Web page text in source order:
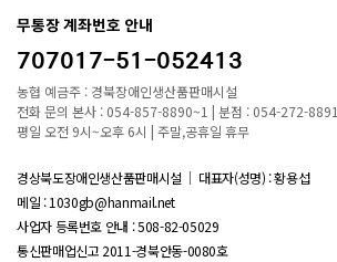
무통장 계좌번호 안내
707017-51-052413
농협 예금주 : 경북장애인생산품판매시설
전화 문의 본사 : 054-857-8890~1 | 분점 : 054-272-8891
평일 오전 9시~오후 6시 | 주말,공휴일 휴무
경상북도장애인생산품판매시설
대표자(성명) : 황용섭
메일 : 1030gb@hanmail.net
사업자 등록번호 안내 :508-82-05029
통신판매업신고 2011-경북안동-0080호